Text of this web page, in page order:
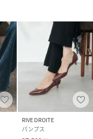
・
のお得な情報を
おすすめします！
いのモニター環境によ
。
る場合があります。
RIVE DROITE
パンプス